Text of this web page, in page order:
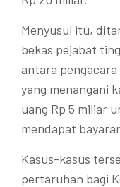
Menyusul itu,
bekas pejabat
antara pengacara
yang menangani
uang Rp 5 miliar
mendapat
Kasus-kasus
pertaruhan bagi